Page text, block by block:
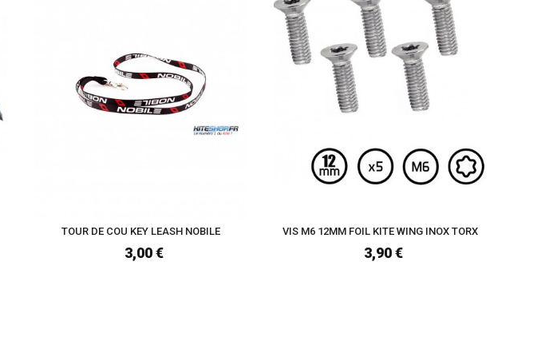
TOUR DE COU KEY LEASH NOBILE
3,00 €
VIS M6 12MM FOIL KITE WING INOX TORX
3,90 €